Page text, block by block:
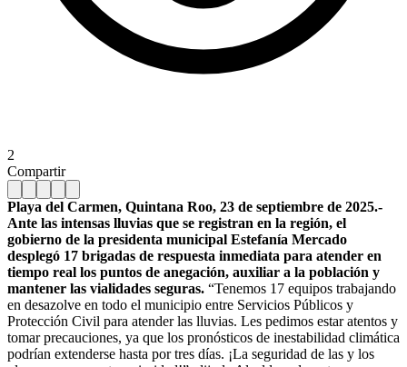
2
Compartir
Playa del Carmen, Quintana Roo, 23 de septiembre de 2025.-
Ante las intensas lluvias que se registran en la región, el
gobierno de la presidenta municipal Estefanía Mercado
desplegó 17 brigadas de respuesta inmediata para atender en
tiempo real los puntos de anegación, auxiliar a la población y
mantener las vialidades seguras. “Tenemos 17 equipos trabajando
en desazolve en todo el municipio entre Servicios Públicos y
Protección Civil para atender las lluvias. Les pedimos estar atentos y
tomar precauciones, ya que los pronósticos de inestabilidad climática
podrían extenderse hasta por tres días. ¡La seguridad de las y los